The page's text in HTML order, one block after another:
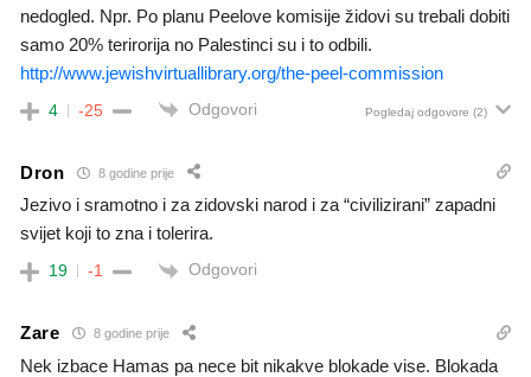
nedogled. Npr. Po planu Peelove komisije židovi su trebali dobiti
samo 20% terirorija no Palestinci su i to odbili.
http://www.jewishvirtuallibrary.org/the-peel-commission
4 -25 Odgovori Pogledaj odgovore (2)
Dron 8 godine prije
Jezivo i sramotno i za zidovski narod i za “civilizirani” zapadni
svijet koji to zna i tolerira.
19 -1 Odgovori
Zare 8 godine prije
Nek izbace Hamas pa nece bit nikakve blokade vise. Blokada